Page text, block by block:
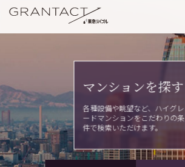
マンションを探す
各種設備や眺望など、ハイグレ
ードマンションをこだわりの条
件で検索いただけます。